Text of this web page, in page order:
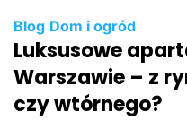
Blog Dom i ogród
Luksusowe
Warszawie – z
czy wtórnego?